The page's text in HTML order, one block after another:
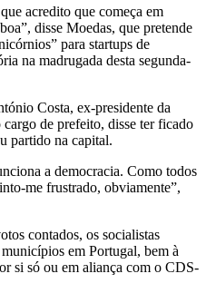
acredito que começa em
disse Moedas, que pretende
para startups de
na madrugada desta segunda-
Costa, ex-presidente da
de prefeito, disse ter ficado
partido na capital.
a democracia. Como todos
me frustrado, obviamente”,
contados, os socialistas
em Portugal, bem à
si só ou em aliança com o CDS-